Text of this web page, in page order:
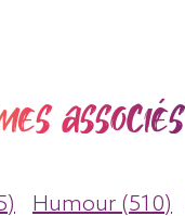
associés
Humour (510)